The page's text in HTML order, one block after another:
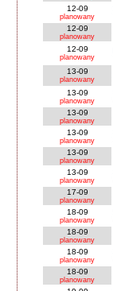
12-09
planowany
12-09
planowany
12-09
planowany
13-09
planowany
13-09
planowany
13-09
planowany
13-09
planowany
13-09
planowany
13-09
planowany
17-09
planowany
18-09
planowany
18-09
planowany
18-09
planowany
18-09
planowany